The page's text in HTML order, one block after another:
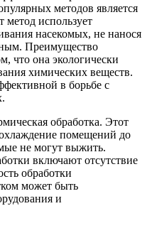
методов является
метод использует
насекомых, не нанося
Преимущество
что она экологически
химических веществ.
в борьбе с
обработка. Этот
помещений до
не могут выжить.
включают отсутствие
обработки
может быть
и